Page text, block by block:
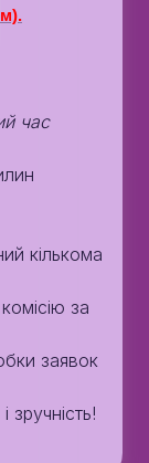
час
кількома
за
заявок
зручність!